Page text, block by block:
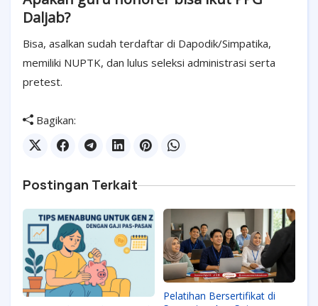
Daljab?
Bisa, asalkan sudah terdaftar di Dapodik/Simpatika,
memiliki NUPTK, dan lulus seleksi administrasi serta
pretest.
Bagikan:
Postingan Terkait
Pelatihan Bersertifikat di